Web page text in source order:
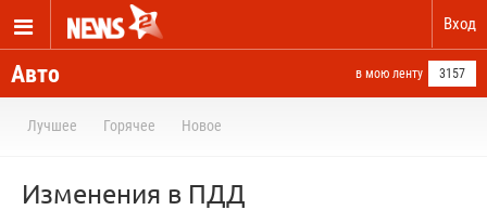
Вход
Авто в мою ленту 3157
Лучшее Горячее Новое
Изменения в ПДД